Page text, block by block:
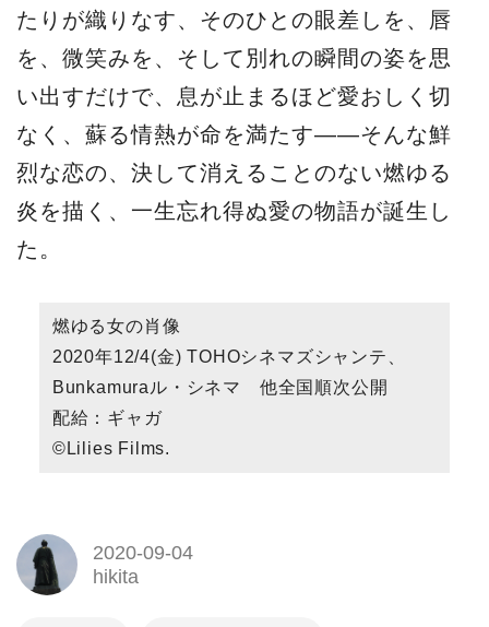
たりが織りなす、そのひとの眼差しを、唇
を、微笑みを、そして別れの瞬間の姿を思
い出すだけで、息が止まるほど愛おしく切
なく、蘇る情熱が命を満たす――そんな鮮
烈な恋の、決して消えることのない燃ゆる
炎を描く、一生忘れ得ぬ愛の物語が誕生し
た。
燃ゆる女の肖像
2020年12/4(金) TOHOシネマズシャンテ、
Bunkamuraル・シネマ 他全国順次公開
配給：ギャガ
©Lilies Films.
2020-09-04
hikita